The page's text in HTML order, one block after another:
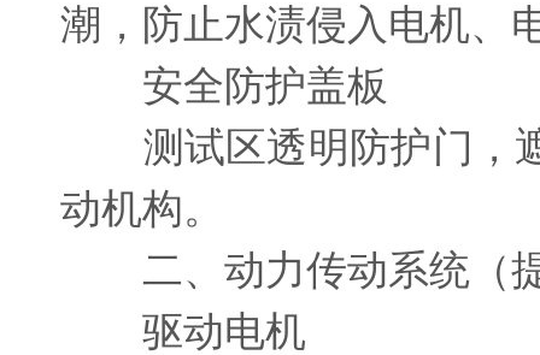
潮，防止水渍侵入电机、
安全防护盖板
测试区透明防护门，遮
动机构。
二、动力传动系统（
驱动电机